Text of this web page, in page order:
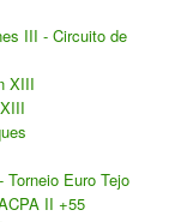
III - Circuito de
XIII
Euro Tejo
II +55